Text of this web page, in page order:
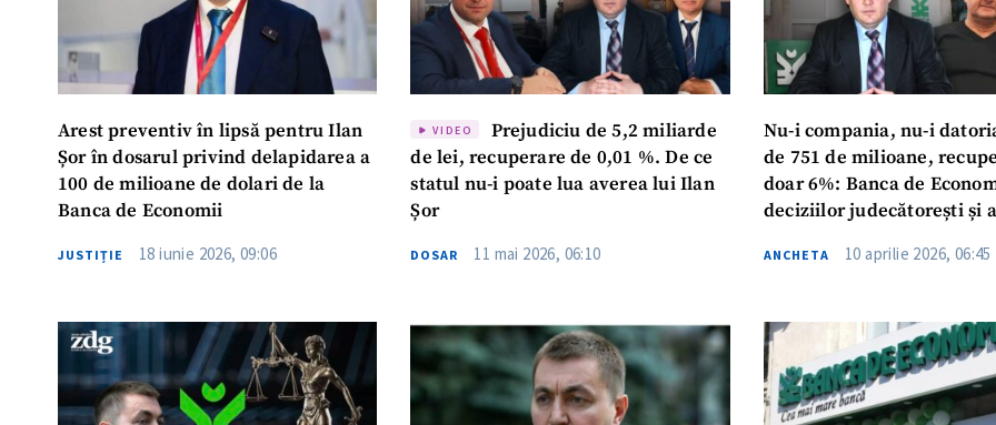
Arest preventiv în lipsă pentru Ilan
Șor în dosarul privind delapidarea a
100 de milioane de dolari de la
Banca de Economii
JUSTIȚIE 18 iunie 2026, 09:06
VIDEO
Prejudiciu de 5,2 miliarde
de lei, recuperare de 0,01 %. De ce
statul nu-i poate lua averea lui Ilan
Șor
DOSAR 11 mai 2026, 06:10
Nu-i compania, nu-i
de 751 de milioane,
doar 6%: Banca de
deciziilor judecătorești și
a fost lichidată
ANCHETA 10 aprilie 2026, 06:45